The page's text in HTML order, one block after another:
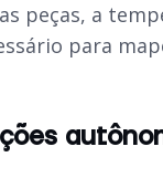
peças, a
para